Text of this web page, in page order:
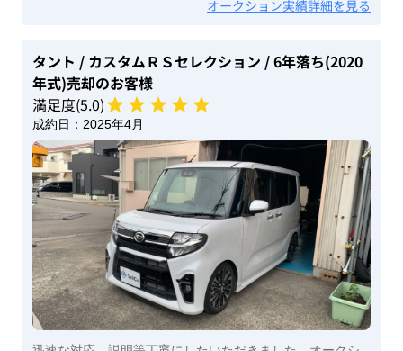
オークション実績詳細を見る
タント / カスタムＲＳセレクション / 6年落ち(2020
年式)売却のお客様
満足度(5.0)
成約日： 2025年4月